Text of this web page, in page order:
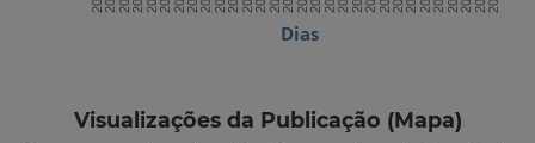
Dias
Visualizações da Publicação (Mapa)